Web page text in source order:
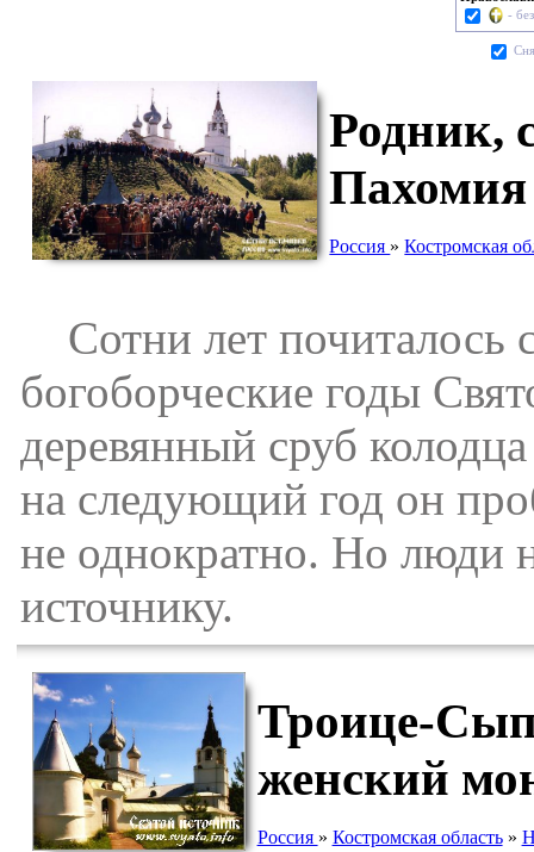
-
Родник,
Пахомия
Россия »Костромская
Сотни лет почиталось
богоборческие годы
деревянный сруб
на следующий год он
не однократно. Но люди
источнику.
Троице-
женский
Россия » Костромская область»